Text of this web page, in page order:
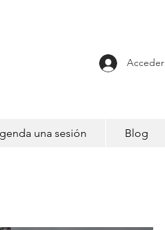
Acceder
una sesión Blog